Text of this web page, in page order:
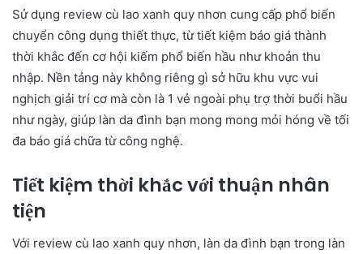
Sử dụng review cù lao xanh quy nhơn cung cấp phổ biến
chuyển công dụng thiết thực, từ tiết kiệm báo giá thành
thời khắc đến cơ hội kiếm phổ biến hầu như khoản thu
nhập. Nền tảng này không riêng gì sở hữu khu vực vui
nghịch giải trí cơ mà còn là 1 vẻ ngoài phụ trợ thời buổi hầu
như ngày, giúp làn da đình bạn mong mong mỏi hóng về tối
đa báo giá chữa từ công nghệ.
Tiết kiệm thời khắc với thuận nhân
tiện
Với review cù lao xanh quy nhơn, làn da đình bạn trong làn